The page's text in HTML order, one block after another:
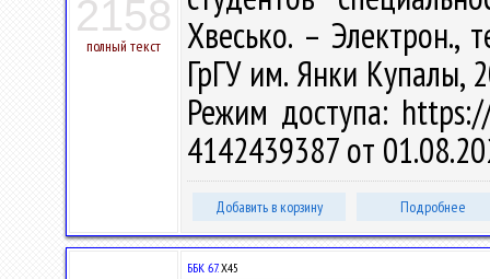
2158
полный текст
Хвесько. – Электрон.,
ГрГУ им. Янки Купалы,
Режим доступа:
4142439387 от
Добавить в корзину Подробнее
ББК 67.Х45